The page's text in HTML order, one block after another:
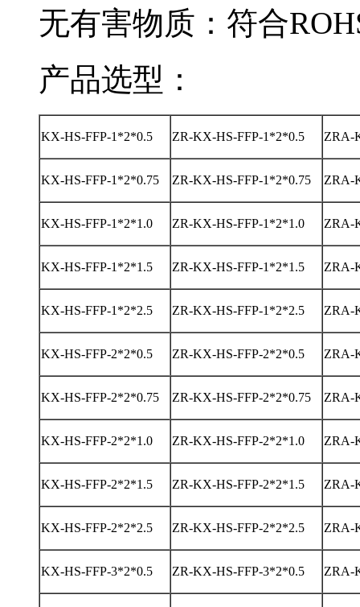
无有害物质：符合
产品选型：
KX-HS-FFP-1*2*0.5 ZR-KX-HS-FFP-1*2*0.5
KX-HS-FFP-1*2*0.75 ZR-KX-HS-FFP-1*2*0.75 ZRA-
KX-HS-FFP-1*2*1.0 ZR-KX-HS-FFP-1*2*1.0 ZRA-
KX-HS-FFP-1*2*1.5 ZR-KX-HS-FFP-1*2*1.5 ZRA-
KX-HS-FFP-1*2*2.5 ZR-KX-HS-FFP-1*2*2.5 ZRA-
KX-HS-FFP-2*2*0.5 ZR-KX-HS-FFP-2*2*0.5 ZRA-
KX-HS-FFP-2*2*0.75 ZR-KX-HS-FFP-2*2*0.75 ZRA-
KX-HS-FFP-2*2*1.0 ZR-KX-HS-FFP-2*2*1.0 ZRA-
KX-HS-FFP-2*2*1.5 ZR-KX-HS-FFP-2*2*1.5 ZRA-
KX-HS-FFP-2*2*2.5 ZR-KX-HS-FFP-2*2*2.5 ZRA-
KX-HS-FFP-3*2*0.5 ZR-KX-HS-FFP-3*2*0.5 ZRA-